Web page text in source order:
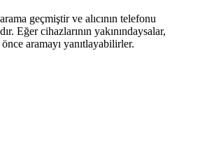
geçmiştir ve alıcının telefonu
Eğer cihazlarının yakınındaysalar,
aramayı yanıtlayabilirler.